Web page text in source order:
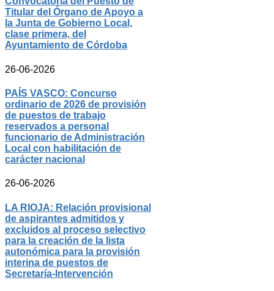
Titular del Órgano de Apoyo a
la Junta de Gobierno Local,
clase primera, del
Ayuntamiento de Córdoba
26-06-2026
PAÍS VASCO: Concurso
ordinario de 2026 de provisión
de puestos de trabajo
reservados a personal
funcionario de Administración
Local con habilitación de
carácter nacional
26-06-2026
LA RIOJA: Relación provisional
de aspirantes admitidos y
excluidos al proceso selectivo
para la creación de la lista
autonómica para la provisión
interina de puestos de
Secretaría-Intervención